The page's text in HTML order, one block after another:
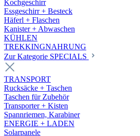
Kochgeschirr
Essgeschirr + Besteck
Häferl + Flaschen
Kanister + Abwaschen
KÜHLEN
TREKKINGNAHRUNG
Zur Kategorie SPECIALS
TRANSPORT
Rucksäcke + Taschen
Taschen für Zubehör
Transporter + Kisten
Spannriemen, Karabiner
ENERGIE + LADEN
Solarpanele